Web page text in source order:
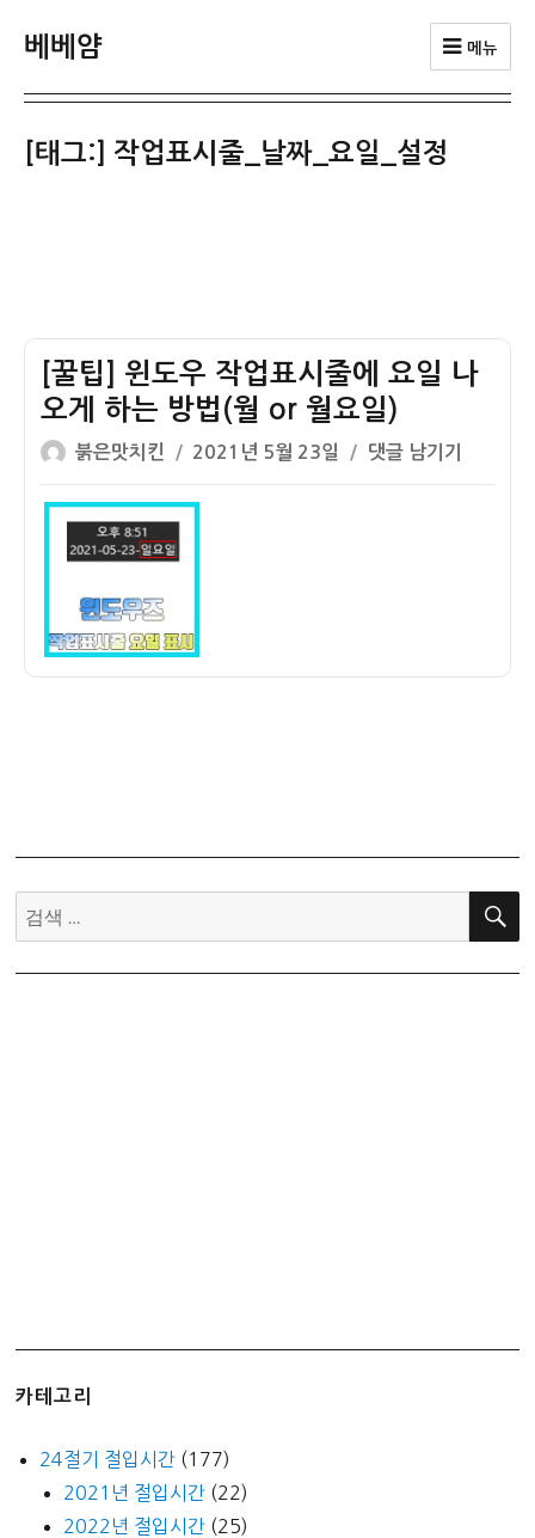
베베얌 메뉴
[태그:] 작업표시줄_날짜_요일_설정
[꿀팁] 윈도우 작업표시줄에 요일 나
오게 하는 방법(월 or 월요일)
글
쓴
이
붉은맛치킨
작
성
일
2021년 5월 23일
[꿀
팁]
댓글 남기기
검
색:
검
카테고리
24절기 절입시간 (177)
2021년 절입시간 (22)
2022년 절입시간 (25)